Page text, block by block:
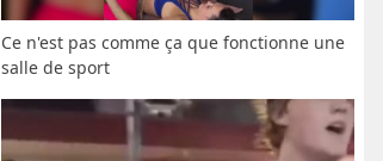
Ce n'est pas comme ça que fonctionne une
salle de sport